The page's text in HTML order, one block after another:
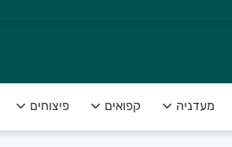
מעדניה קפואים פיצוחים